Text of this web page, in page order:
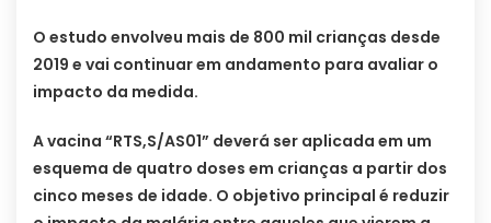
O estudo envolveu mais de 800 mil crianças desde
2019 e vai continuar em andamento para avaliar o
impacto da medida.
A vacina “RTS,S/AS01” deverá ser aplicada em um
esquema de quatro doses em crianças a partir dos
cinco meses de idade. O objetivo principal é reduzir